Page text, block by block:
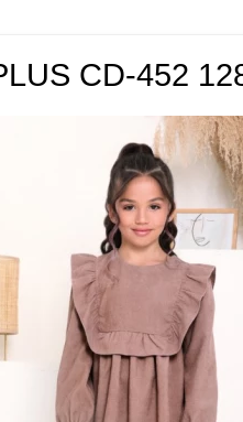
CD-452